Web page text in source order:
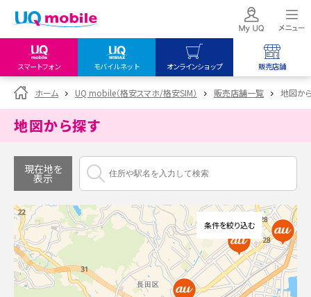
スマートフォン モバイルネット オンラインショップ 販売店舗
my UQ WiMAX
UQ WiMAX ご契約の方
My UQ mobile
UQ mobile
UQ mobile
オンラインショップ
UQ WiMAX
UQ mobile
販売店舗
UQ WiMAX
ホーム UQ mobile（格安スマホ/格安SIM） 販売店舗一覧 地図か
地図から探す
現在地を
表示
条件を絞り込む